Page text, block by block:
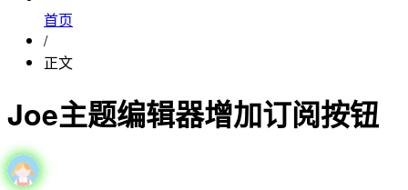
首页
/
正文
Joe主题编辑器增加订阅按钮